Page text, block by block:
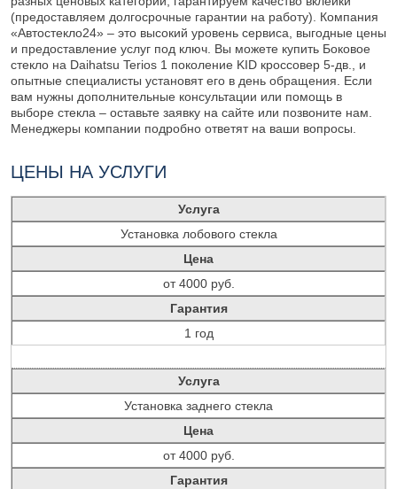
(предоставляем долгосрочные гарантии на работу). Компания
«Автостекло24» – это высокий уровень сервиса, выгодные цены
и предоставление услуг под ключ. Вы можете купить Боковое
стекло на Daihatsu Terios 1 поколение KID кроссовер 5-дв., и
опытные специалисты установят его в день обращения. Если
вам нужны дополнительные консультации или помощь в
выборе стекла – оставьте заявку на сайте или позвоните нам.
Менеджеры компании подробно ответят на ваши вопросы.
ЦЕНЫ НА УСЛУГИ
Услуга
Установка лобового стекла
Цена
от 4000 руб.
Гарантия
1 год
Услуга
Установка заднего стекла
Цена
от 4000 руб.
Гарантия